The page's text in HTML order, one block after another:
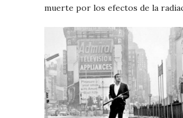
muerte por los efectos de la